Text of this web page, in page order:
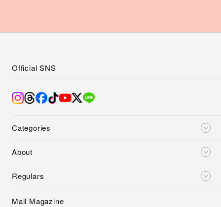
Categories
About
Regulars
Official SNS
Mail Magazine